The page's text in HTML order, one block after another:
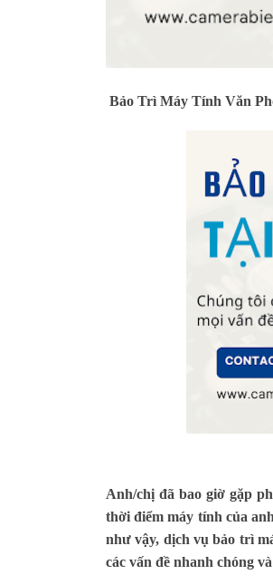
Bảo Trì Máy Tính Văn
Anh/chị đã bao giờ gặp
thời điểm máy tính của
như vậy, dịch vụ bảo trì
các vấn đề nhanh chóng